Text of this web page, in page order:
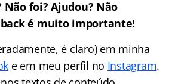
foi? Ajudou? Não
é muito importante!
é claro) em minha
e em meu perfil no Instagram.